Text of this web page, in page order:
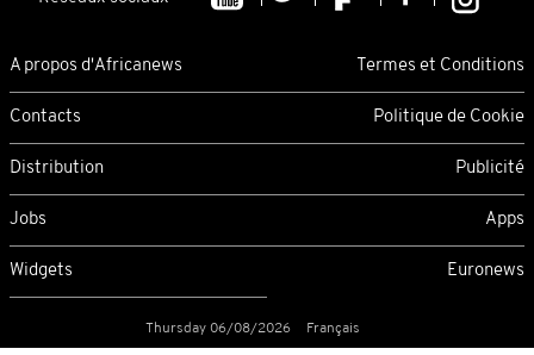
A propos d'Africanews Termes et Conditions
Contacts Politique de Cookie
Distribution Publicité
Jobs Apps
Widgets Euronews
Thursday 06/08/2026